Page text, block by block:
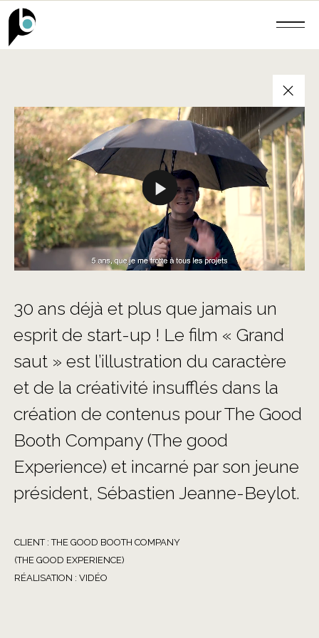
+
30 ans déjà et plus que jamais un
esprit de start-up ! Le film « Grand
saut » est l’illustration du caractère
et de la créativité insufflés dans la
création de contenus pour The Good
Booth Company (The good
Experience) et incarné par son jeune
président, Sébastien Jeanne-Beylot.
CLIENT : THE GOOD BOOTH COMPANY
(THE GOOD EXPERIENCE)
RÉALISATION : VIDÉO